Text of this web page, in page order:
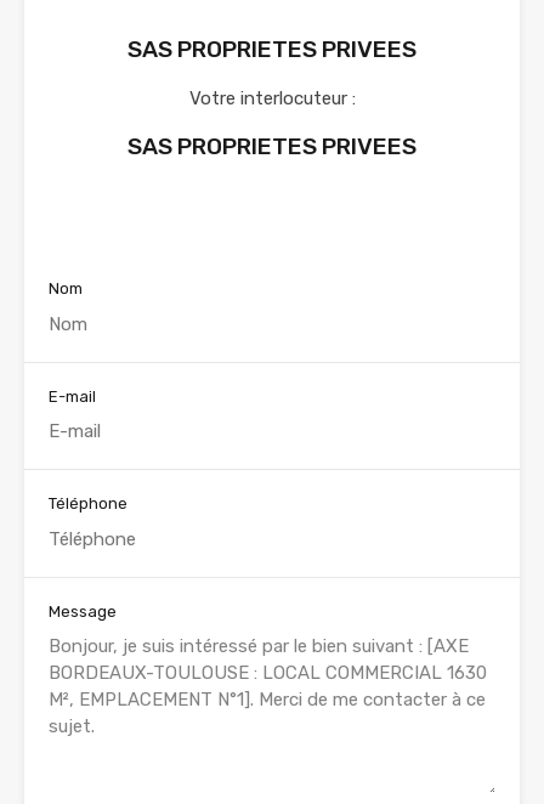
SAS PROPRIETES PRIVEES
Votre interlocuteur :
SAS PROPRIETES PRIVEES
Nom
E-mail
Téléphone
Message